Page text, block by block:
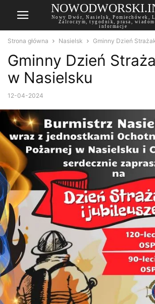
Nowy Dwór, Nasielsk, Pomiechówek,
Zalroczym, tygodnik, prasa,
informacje
Strona główna Nasielsk Gminny Dzień
Gminny Dzień
w Nasielsku
12-04-2024